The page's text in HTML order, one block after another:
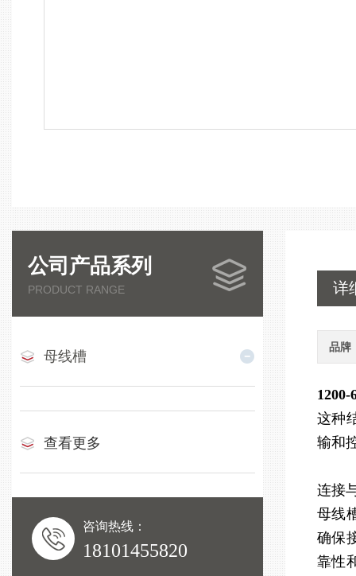
公司产品系列
PRODUCT RANGE
母线槽
查看更多
咨询热线：
18101455820
详
品牌
这种
输和
连接
母线
确保
靠性